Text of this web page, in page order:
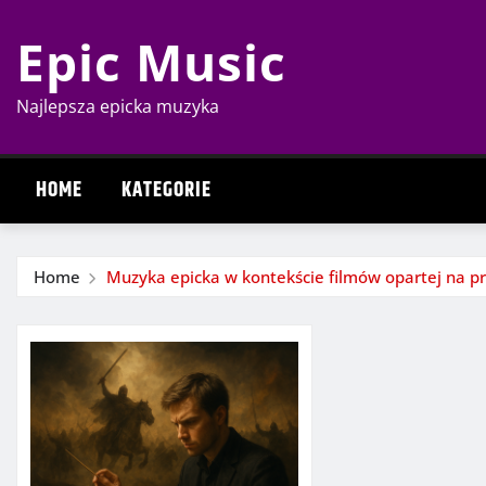
content
Epic Music
Najlepsza epicka muzyka
HOME KATEGORIE
Home Muzyka epicka w kontekście filmów opartej na